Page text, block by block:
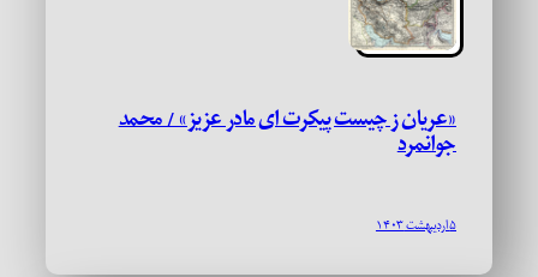
«عریان ز چیست پیکرت ای مادر عزیز» / محمد
جوانمرد
۵ اردیبهشت ۱۴۰۳